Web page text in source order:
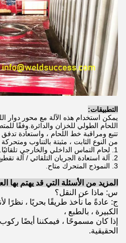
التطبيقات:
يمكن استخدام هذه الآلة مع محور دوار
اللحام الطولي للخزان والدائرة.وفقًا
تتبع ومراقبة خط اللحام ، واستعادة تدفق
من النوع الثابت ، مثبتة بالتناوب ومتحركة
1. لحام التماس الداخلي والخارجي تلقائيًا.
2. آلة استعادة الجريان التلقائي / آلة تقطيع التماس / الشاشة متوفرة كلها.
3. النموذج المتحرك متاح.
المزيد من الأسئلة التي قد يهتم بها
س: ماذا عن النقل؟
ج: عادةً ما نأخذ طريقًا بحريًا ، نظرًا
الكبيرة ، بالطبع ،
إذا كان مسموحًا ، فيمكننا أيضًا ركوب
الحقيقية.